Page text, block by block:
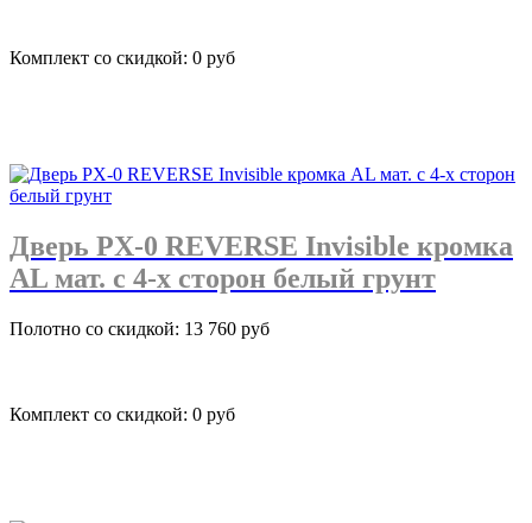
Комплект со скидкой: 0 руб
Дверь PX-0 REVERSE Invisible кромка
AL мат. с 4-х сторон белый грунт
Полотно со скидкой: 13 760 руб
Комплект со скидкой: 0 руб